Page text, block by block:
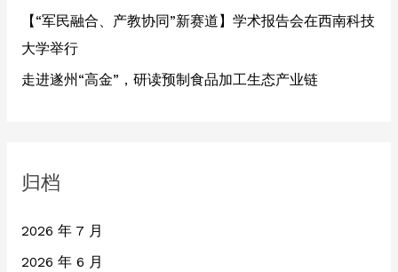
【“军民融合、产教协同”新赛道】学术报告会在西南科技
大学举行
走进遂州“高金”，研读预制食品加工生态产业链
归档
2026 年 7 月
2026 年 6 月